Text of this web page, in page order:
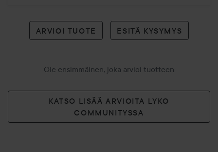
ARVIOI TUOTE ESITÄ KYSYMYS
Ole ensimmäinen, joka arvioi tuotteen
KATSO LISÄÄ ARVIOITA LYKO
COMMUNITYSSA